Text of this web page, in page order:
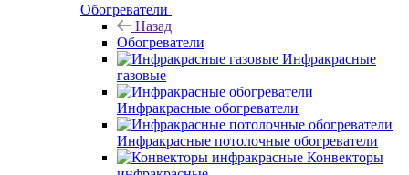
Обогреватели
Назад
Обогреватели
Инфракрасные
газовые
Инфракрасные обогреватели
Инфракрасные потолочные обогреватели
Конвекторы